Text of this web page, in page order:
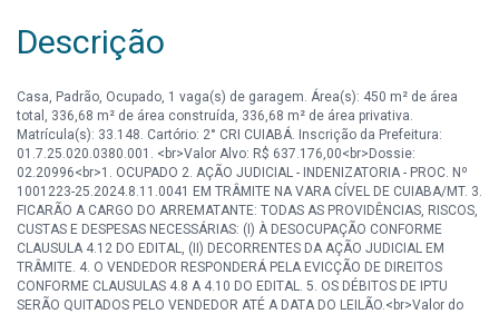
Descrição
Casa, Padrão, Ocupado, 1 vaga(s) de garagem. Área(s): 450 m² de área
total, 336,68 m² de área construída, 336,68 m² de área privativa.
Matrícula(s): 33.148. Cartório: 2° CRI CUIABÁ. Inscrição da Prefeitura:
01.7.25.020.0380.001. <br>Valor Alvo: R$ 637.176,00<br>Dossie:
02.20996<br>1. OCUPADO 2. AÇÃO JUDICIAL - INDENIZATORIA - PROC. Nº
1001223-25.2024.8.11.0041 EM TRÂMITE NA VARA CÍVEL DE CUIABA/MT. 3.
FICARÃO A CARGO DO ARREMATANTE: TODAS AS PROVIDÊNCIAS, RISCOS,
CUSTAS E DESPESAS NECESSÁRIAS: (I) À DESOCUPAÇÃO CONFORME
CLAUSULA 4.12 DO EDITAL, (II) DECORRENTES DA AÇÃO JUDICIAL EM
TRÂMITE. 4. O VENDEDOR RESPONDERÁ PELA EVICÇÃO DE DIREITOS
CONFORME CLAUSULAS 4.8 A 4.10 DO EDITAL. 5. OS DÉBITOS DE IPTU
SERÃO QUITADOS PELO VENDEDOR ATÉ A DATA DO LEILÃO.<br>Valor do